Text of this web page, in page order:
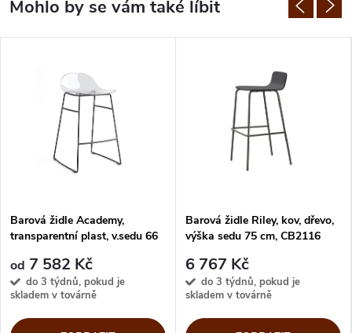
Barová židle Academy,
transparentní plast, v.sedu 66
od 7 582 Kč
do 3 týdnů, pokud je
skladem v továrně
Barová židle Riley, kov, dřevo,
výška sedu 75 cm, CB2116
6 767 Kč
do 3 týdnů, pokud je
skladem v továrně